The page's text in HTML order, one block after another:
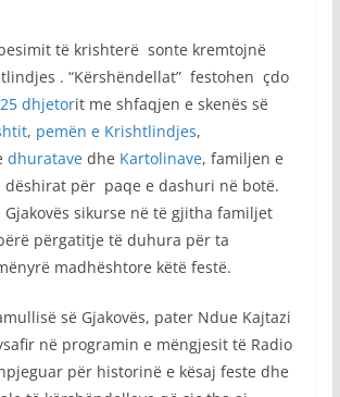
të krishterë sonte kremtojnë
. “Kërshëndellat” festohen çdo
25 dhjetorit me shfaqjen e skenës së
, pemën e Krishtlindjes,
dhuratavedhe Kartolinave, familjen e
dëshirat për paqe e dashuri në botë.
Gjakovës sikurse në të gjitha familjet
përgatitje të duhura për ta
madhështore këtë festë.
së Gjakovës, pater Ndue Kajtazi
në programin e mëngjesit të Radio
për historinë e kësaj feste dhe